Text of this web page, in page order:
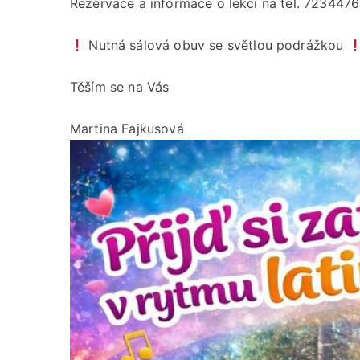
Rezervace a informace o lekci na tel.
Nutná sálová obuv se světlou podrážkou
Těším se na Vás
Martina Fajkusová